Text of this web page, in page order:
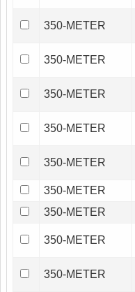
350-METER
350-METER
350-METER
350-METER
350-METER
350-METER
350-METER
350-METER
350-METER